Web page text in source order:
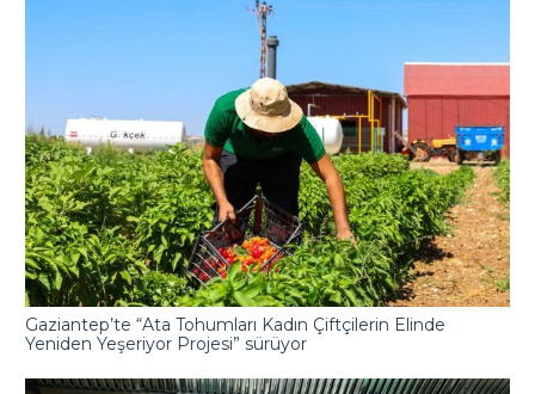
Gaziantep’te “Ata Tohumları Kadın Çiftçilerin Elinde
Yeniden Yeşeriyor Projesi” sürüyor